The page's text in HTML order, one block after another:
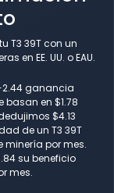
T3 39T con un
en EE. UU. o EAU.
2.44 ganancia
basan en $1.78
$4.13
de un T3 39T
minería por mes.
su beneficio
mes.